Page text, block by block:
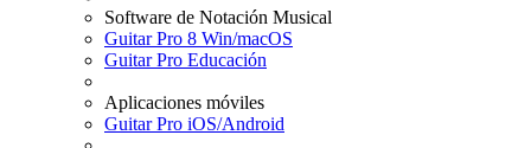
Software de Notación Musical
Guitar Pro 8 Win/macOS
Guitar Pro Educación
Aplicaciones móviles
Guitar Pro iOS/Android